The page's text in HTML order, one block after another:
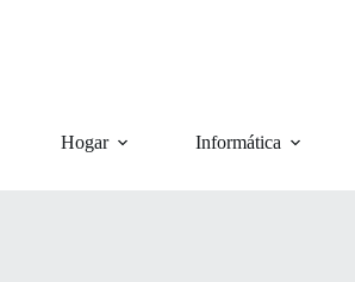
Hogar Informática